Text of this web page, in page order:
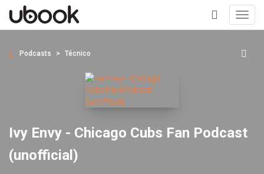
+
Podcasts Técnico
Ivy Envy - Chicago Cubs Fan Podcast
(unofficial)